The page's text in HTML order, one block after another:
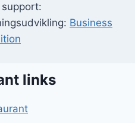
Business
links